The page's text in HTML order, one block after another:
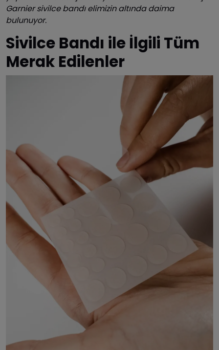
Garnier sivilce bandı elimizin altında daima
bulunuyor.
Sivilce Bandı ile İlgili Tüm
Merak Edilenler